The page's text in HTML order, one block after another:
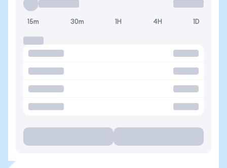
15m 30m 1H 4H 1D